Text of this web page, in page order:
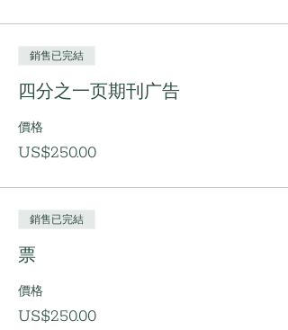
銷售已完結
四分之一页期刊广告
價格
US$250.00
銷售已完結
票
價格
US$250.00